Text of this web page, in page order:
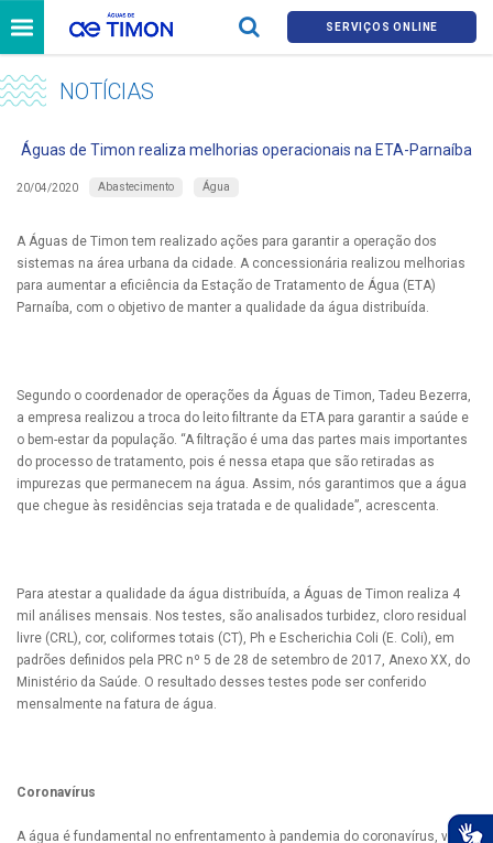
SERVIÇOS ONLINE
NOTÍCIAS
Águas de Timon realiza melhorias operacionais na ETA-Parnaíba
20/04/2020 Abastecimento Água
A Águas de Timon tem realizado ações para garantir a operação dos
sistemas na área urbana da cidade. A concessionária realizou melhorias
para aumentar a eficiência da Estação de Tratamento de Água (ETA)
Parnaíba, com o objetivo de manter a qualidade da água distribuída.
Segundo o coordenador de operações da Águas de Timon, Tadeu Bezerra,
a empresa realizou a troca do leito filtrante da ETA para garantir a saúde e
o bem-estar da população. “A filtração é uma das partes mais importantes
do processo de tratamento, pois é nessa etapa que são retiradas as
impurezas que permanecem na água. Assim, nós garantimos que a água
que chegue às residências seja tratada e de qualidade”, acrescenta.
Para atestar a qualidade da água distribuída, a Águas de Timon realiza 4
mil análises mensais. Nos testes, são analisados turbidez, cloro residual
livre (CRL), cor, coliformes totais (CT), Ph e Escherichia Coli (E. Coli), em
padrões definidos pela PRC nº 5 de 28 de setembro de 2017, Anexo XX, do
Ministério da Saúde. O resultado desses testes pode ser conferido
mensalmente na fatura de água.
Coronavírus
A água é fundamental no enfrentamento à pandemia do coronavírus, visto